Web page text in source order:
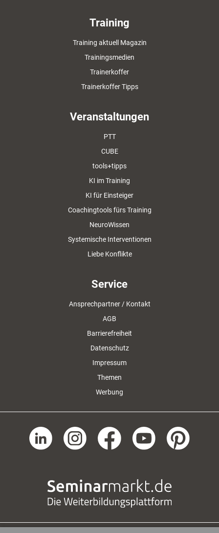
Training
Training aktuell Magazin
Trainingsmedien
Trainerkoffer
Trainerkoffer Tipps
Veranstaltungen
PTT
CUBE
tools+tipps
KI im Training
KI für Einsteiger
Coachingtools fürs Training
NeuroWissen
Systemische Interventionen
Liebe Konflikte
Service
Ansprechpartner / Kontakt
AGB
Barrierefreiheit
Datenschutz
Impressum
Themen
Werbung